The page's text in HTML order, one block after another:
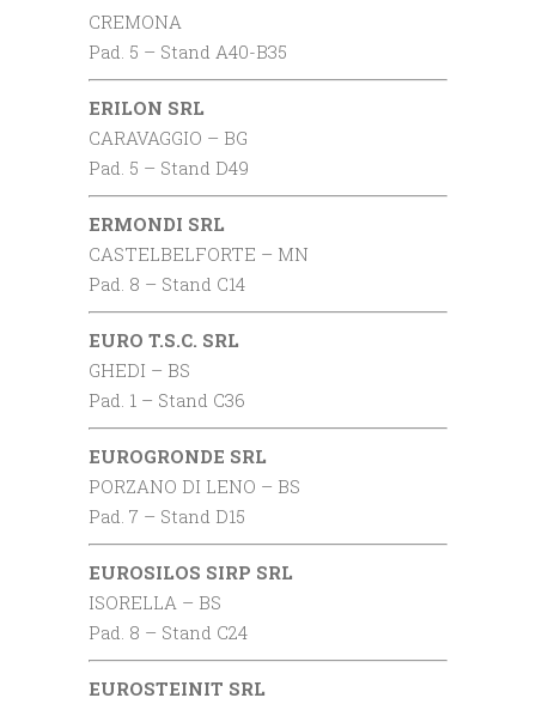
CREMONA
Pad. 5 – Stand A40-B35
ERILON SRL
CARAVAGGIO – BG
Pad. 5 – Stand D49
ERMONDI SRL
CASTELBELFORTE – MN
Pad. 8 – Stand C14
EURO T.S.C. SRL
GHEDI – BS
Pad. 1 – Stand C36
EUROGRONDE SRL
PORZANO DI LENO – BS
Pad. 7 – Stand D15
EUROSILOS SIRP SRL
ISORELLA – BS
Pad. 8 – Stand C24
EUROSTEINIT SRL